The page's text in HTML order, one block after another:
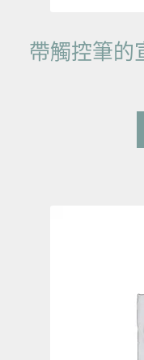
帶觸控筆的